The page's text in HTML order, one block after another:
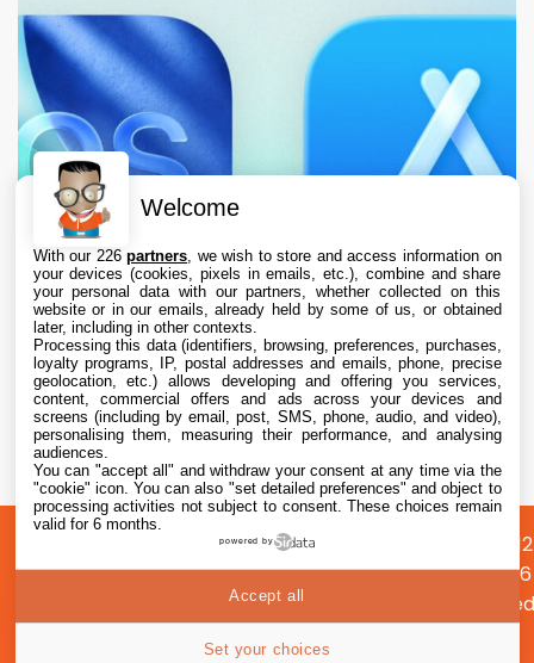
L’App Store est en panne pour plusieurs
utilisateurs, selon Apple
7 Aug. 2026 • 19:34
propos
Préférences
cookies
Confidentialité
©
2026
|
Welcome
With our 226partners , we wish to store and access information on
your devices (cookies, pixels in emails, etc.), combine and share
your personal data with our partners, whether collected on this
website or in our emails, already held by some of us, or obtained
later, including in other contexts.
Processing this data (identifiers, browsing, preferences, purchases,
loyalty programs, IP, postal addresses and emails, phone, precise
geolocation, etc.) allows developing and offering you services,
content, commercial offers and ads across your devices and
screens (including by email, post, SMS, phone, audio, and video),
personalising them, measuring their performance, and analysing
audiences.
You can "accept all" and withdraw your consent at any time via the
"cookie" icon. You can also "set detailed preferences" and object to
processing activities not subject to consent. These choices remain
valid for 6 months.
powered by
Set your choices
Accept all